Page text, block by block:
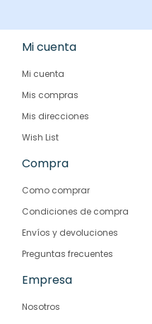
Mi cuenta
Mi cuenta
Mis compras
Mis direcciones
Wish List
Compra
Como comprar
Condiciones de compra
Envíos y devoluciones
Preguntas frecuentes
Empresa
Nosotros